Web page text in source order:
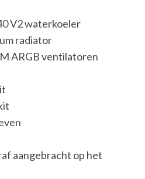
V2 waterkoeler
radiator
ARGB ventilatoren
aangebracht op het